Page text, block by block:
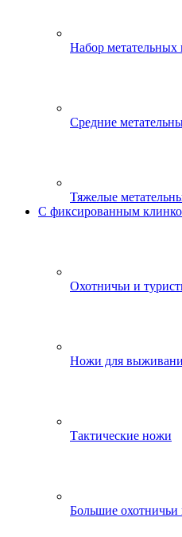
Набор метательных
Средние
Тяжелые
С фиксированным
Охотничьи и
Ножи для
Тактические ножи
Большие